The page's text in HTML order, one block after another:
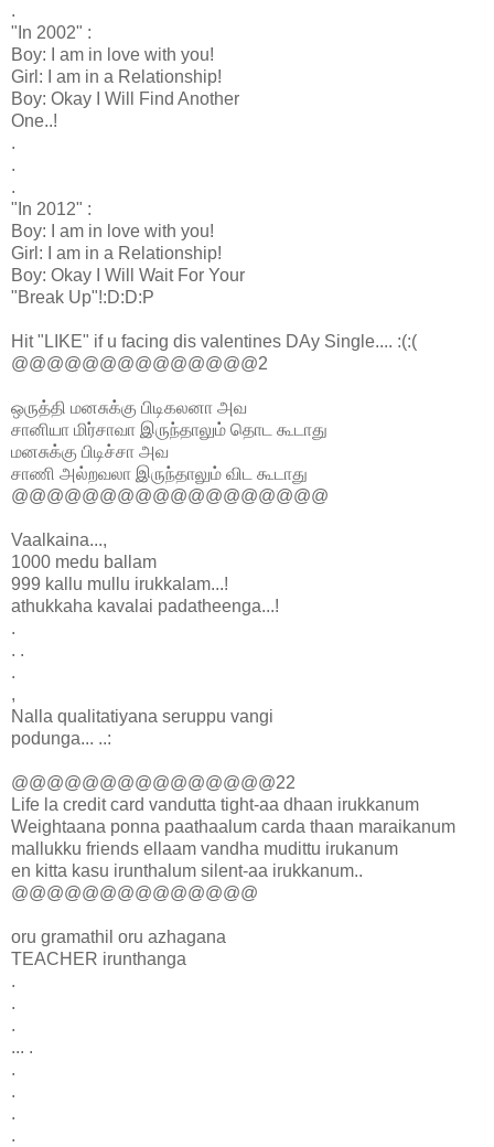
.
"In 2002" :
Boy: I am in love with you!
Girl: I am in a Relationship!
Boy: Okay I Will Find Another
One..!
.
.
.
"In 2012" :
Boy: I am in love with you!
Girl: I am in a Relationship!
Boy: Okay I Will Wait For Your
"Break Up"!:D:D:P
Hit "LIKE" if u facing dis valentines DAy Single.... :(:(
@@@@@@@@@@@@@@2
ஒருத்தி மனசுக்கு பிடிகலனா அவ
சானியா மிர்சாவா இருந்தாலும் தொட கூடாது
மனசுக்கு பிடிச்சா அவ
சாணி அல்றவலா இருந்தாலும் விட கூடாது
@@@@@@@@@@@@@@@@@@
Vaalkaina...,
1000 medu ballam
999 kallu mullu irukkalam...!
athukkaha kavalai padatheenga...!
.
. .
.
,
Nalla qualitatiyana seruppu vangi
podunga... ..:
@@@@@@@@@@@@@@@22
Life la credit card vandutta tight-aa dhaan irukkanum
Weightaana ponna paathaalum carda thaan maraikanum
mallukku friends ellaam vandha mudittu irukanum
en kitta kasu irunthalum silent-aa irukkanum..
@@@@@@@@@@@@@@
oru gramathil oru azhagana
TEACHER irunthanga
.
.
.
... .
.
.
.
.